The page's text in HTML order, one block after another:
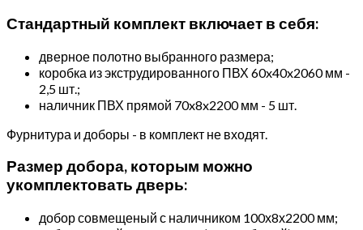
Стандартный комплект включает в себя:
дверное полотно выбранного размера;
коробка из экструдированного ПВХ 60x40x2060 мм -
2,5 шт.;
наличник ПВХ прямой 70x8x2200 мм - 5 шт.
Фурнитура и доборы - в комплект не входят.
Размер добора, которым можно
укомплектовать дверь:
добор совмещеный с наличником 100х8х2200 мм;